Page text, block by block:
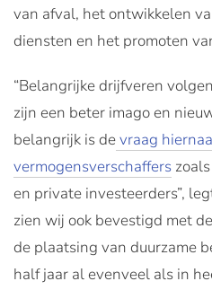
van afval, het ontwikkelen
diensten en het promoten
“Belangrijke drijfveren
zijn een beter imago en
belangrijk is devraag
vermogensverschaffers
en private investeerders”,
zien wij ook bevestigd met
de plaatsing van duurzame
half jaar al evenveel als in